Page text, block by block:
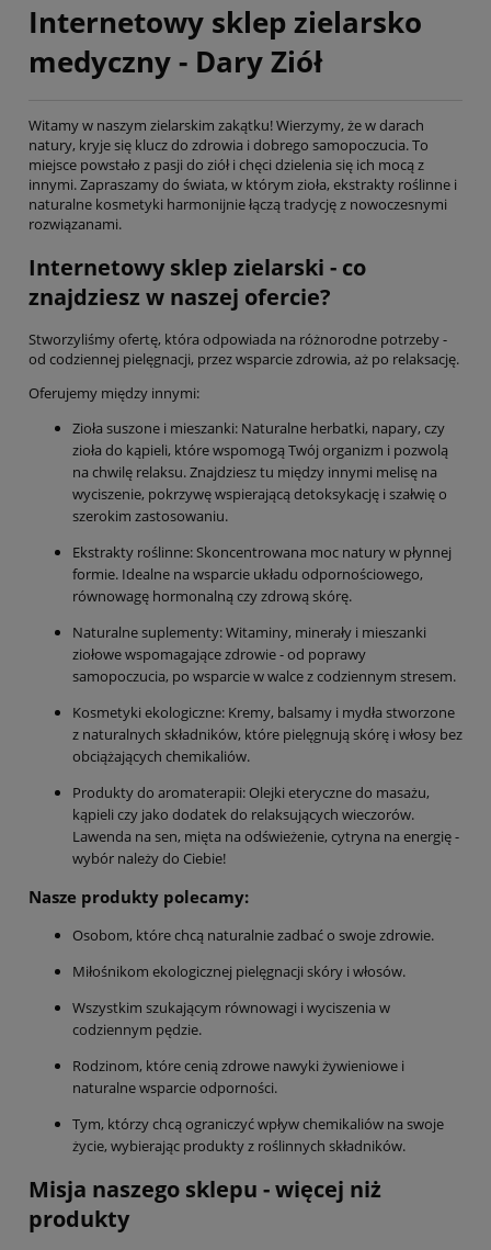
Internetowy sklep zielarsko
medyczny - Dary Ziół
Witamy w naszym zielarskim zakątku! Wierzymy, że w darach
natury, kryje się klucz do zdrowia i dobrego samopoczucia. To
miejsce powstało z pasji do ziół i chęci dzielenia się ich mocą z
innymi. Zapraszamy do świata, w którym zioła, ekstrakty roślinne i
naturalne kosmetyki harmonijnie łączą tradycję z nowoczesnymi
rozwiązanami.
Internetowy sklep zielarski - co
znajdziesz w naszej ofercie?
Stworzyliśmy ofertę, która odpowiada na różnorodne potrzeby -
od codziennej pielęgnacji, przez wsparcie zdrowia, aż po relaksację.
Oferujemy między innymi:
Zioła suszone i mieszanki: Naturalne herbatki, napary, czy
zioła do kąpieli, które wspomogą Twój organizm i pozwolą
na chwilę relaksu. Znajdziesz tu między innymi melisę na
wyciszenie, pokrzywę wspierającą detoksykację i szałwię o
szerokim zastosowaniu.
Ekstrakty roślinne: Skoncentrowana moc natury w płynnej
formie. Idealne na wsparcie układu odpornościowego,
równowagę hormonalną czy zdrową skórę.
Naturalne suplementy: Witaminy, minerały i mieszanki
ziołowe wspomagające zdrowie - od poprawy
samopoczucia, po wsparcie w walce z codziennym stresem.
Kosmetyki ekologiczne: Kremy, balsamy i mydła stworzone
z naturalnych składników, które pielęgnują skórę i włosy bez
obciążających chemikaliów.
Produkty do aromaterapii: Olejki eteryczne do masażu,
kąpieli czy jako dodatek do relaksujących wieczorów.
Lawenda na sen, mięta na odświeżenie, cytryna na energię -
wybór należy do Ciebie!
Nasze produkty polecamy:
Osobom, które chcą naturalnie zadbać o swoje zdrowie.
Miłośnikom ekologicznej pielęgnacji skóry i włosów.
Wszystkim szukającym równowagi i wyciszenia w
codziennym pędzie.
Rodzinom, które cenią zdrowe nawyki żywieniowe i
naturalne wsparcie odporności.
Tym, którzy chcą ograniczyć wpływ chemikaliów na swoje
życie, wybierając produkty z roślinnych składników.
Misja naszego sklepu - więcej niż
produkty